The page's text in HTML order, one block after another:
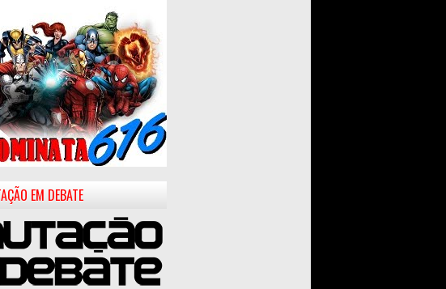
EM DEBATE